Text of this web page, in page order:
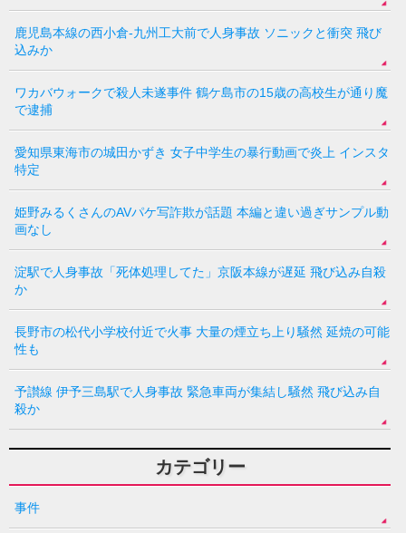
鹿児島本線の西小倉-九州工大前で人身事故 ソニックと衝突 飛び
込みか
ワカバウォークで殺人未遂事件 鶴ケ島市の15歳の高校生が通り魔
で逮捕
愛知県東海市の城田かずき 女子中学生の暴行動画で炎上 インスタ
特定
姫野みるくさんのAVパケ写詐欺が話題 本編と違い過ぎサンプル動
画なし
淀駅で人身事故「死体処理してた」京阪本線が遅延 飛び込み自殺
か
長野市の松代小学校付近で火事 大量の煙立ち上り騒然 延焼の可能
性も
予讃線 伊予三島駅で人身事故 緊急車両が集結し騒然 飛び込み自
殺か
カテゴリー
事件